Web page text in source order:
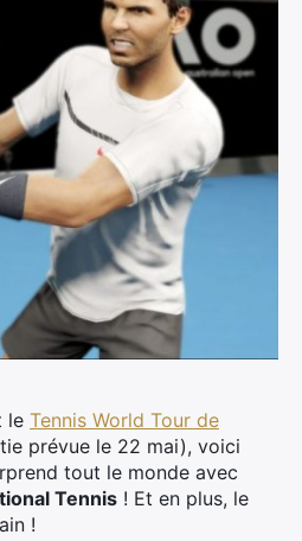
le Tennis World Tour de
prévue le 22 mai), voici
tout le monde avec
Tennis ! Et en plus, le
!